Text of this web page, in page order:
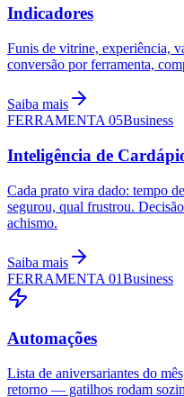
Indicadores
Funis de vitrine, experiência,
conversão por ferramenta,
Saiba mais
FERRAMENTA 05Business
Inteligência de
Cada prato vira dado: tempo
segurou, qual frustrou.
achismo.
Saiba mais
FERRAMENTA 01Business
Automações
Lista de aniversariantes do
retorno — gatilhos rodam